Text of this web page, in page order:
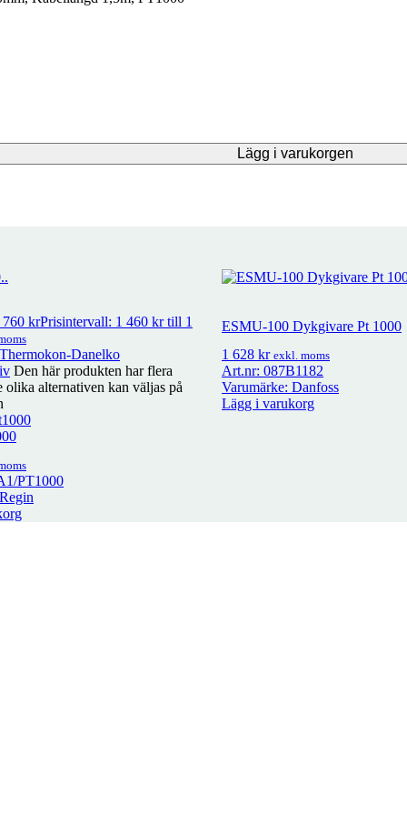
Lägg i varukorgen
760 krPrisintervall: 1 460 kr till 1
Danelko
Den här produkten har flera
olika alternativen kan väljas på
ESMU-100 Dykgivare Pt 1000
1 628 kr exkl. moms
Art.nr: 087B1182
Varumärke: Danfoss
Lägg i varukorg
PT1000